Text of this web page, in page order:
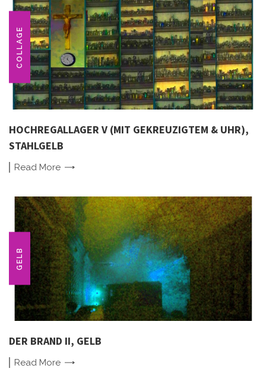
COLLAGE
HOCHREGALLAGER V (MIT GEKREUZIGTEM & UHR),
STAHLGELB
Read More
GELB
DER BRAND II, GELB
Read More